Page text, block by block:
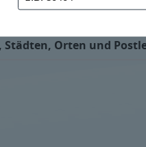
Städten, Orten und